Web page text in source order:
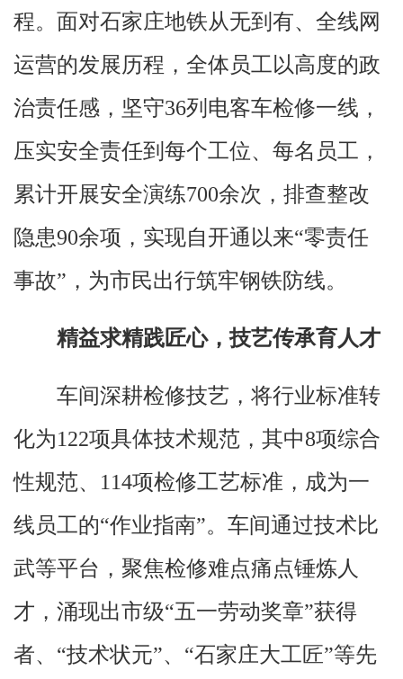
程。面对石家庄地铁从无到有、全线网
运营的发展历程，全体员工以高度的政
治责任感，坚守36列电客车检修一线，
压实安全责任到每个工位、每名员工，
累计开展安全演练700余次，排查整改
隐患90余项，实现自开通以来“零责任
事故”，为市民出行筑牢钢铁防线。
精益求精践匠心，技艺传承育人才
车间深耕检修技艺，将行业标准转
化为122项具体技术规范，其中8项综合
性规范、114项检修工艺标准，成为一
线员工的“作业指南”。车间通过技术比
武等平台，聚焦检修难点痛点锤炼人
才，涌现出市级“五一劳动奖章”获得
者、“技术状元”、“石家庄大工匠”等先